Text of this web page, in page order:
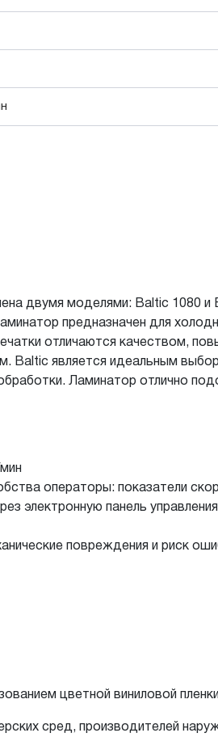
двумя моделями: Baltic 1080
предназначен для
отличаются качеством,
Baltic является идеальным
Ламинатор отлично
операторы: показатели
электронную панель управления
повреждения и риск
цветной виниловой пленки
сред, производителей